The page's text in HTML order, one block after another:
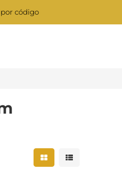
Mostrar resultados
Mostrar